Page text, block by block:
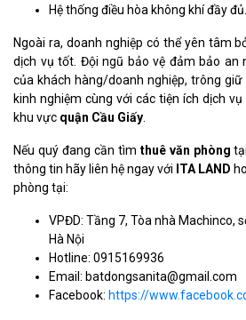
Hệ thống điều hòa không khí đầy đủ.
Ngoài ra, doanh nghiệp có thể yên tâm
dịch vụ tốt. Đội ngũ bảo vệ đảm bảo an
của khách hàng/doanh nghiệp, trông
kinh nghiệm cùng với các tiện ích dịch
khu vực quận Cầu Giấy
Nếu quý đang cần tìm thuê văn phòng
thông tin hãy liên hệ ngay với ITA LAND
phòng tại:
VPĐD: Tầng 7, Tòa nhà Machinco,
Hà Nội
Hotline: 0915169936
Email: batdongsanita@gmail.com
Facebook: https://